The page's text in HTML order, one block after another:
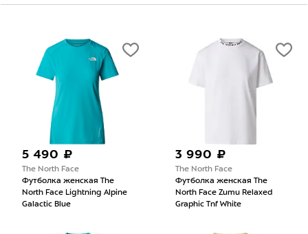
5 490 ₽
The North Face
Футболка женская The
North Face Lightning Alpine
Galactic Blue
3 990 ₽
The North Face
Футболка женская The
North Face Zumu Relaxed
Graphic Tnf White